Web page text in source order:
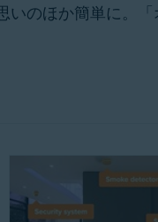
いのほか簡単に。